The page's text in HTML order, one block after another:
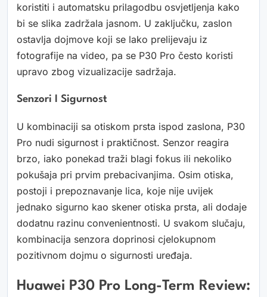
koristiti i automatsku prilagodbu osvjetljenja kako
bi se slika zadržala jasnom. U zaključku, zaslon
ostavlja dojmove koji se lako prelijevaju iz
fotografije na video, pa se P30 Pro često koristi
upravo zbog vizualizacije sadržaja.
Senzori I Sigurnost
U kombinaciji sa otiskom prsta ispod zaslona, P30
Pro nudi sigurnost i praktičnost. Senzor reagira
brzo, iako ponekad traži blagi fokus ili nekoliko
pokušaja pri prvim prebacivanjima. Osim otiska,
postoji i prepoznavanje lica, koje nije uvijek
jednako sigurno kao skener otiska prsta, ali dodaje
dodatnu razinu convenientnosti. U svakom slučaju,
kombinacija senzora doprinosi cjelokupnom
pozitivnom dojmu o sigurnosti uređaja.
Huawei P30 Pro Long-Term Review: